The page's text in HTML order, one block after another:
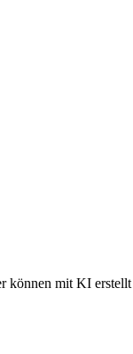
können mit KI